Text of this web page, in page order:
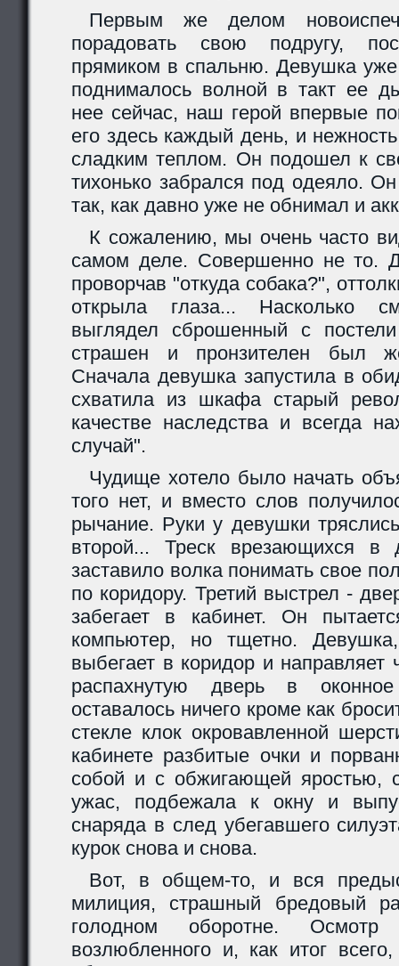
Первым же делом
порадовать свою подругу,
прямиком в спальню. Девушка
поднималось волной в такт ее
нее сейчас, наш герой впервые
его здесь каждый день, и
сладким теплом. Он подошел к
тихонько забрался под одеяло.
так, как давно уже не обнимал и
К сожалению, мы очень часто
самом деле. Совершенно не то.
проворчав "откуда собака?",
открыла глаза... Насколько
выглядел сброшенный с
страшен и пронзителен был
Сначала девушка запустила в
схватила из шкафа старый
качестве наследства и всегда
случай".
Чудище хотело было начать
того нет, и вместо слов
рычание. Руки у девушки
второй... Треск врезающихся в
заставило волка понимать свое
по коридору. Третий выстрел -
забегает в кабинет. Он
компьютер, но тщетно.
выбегает в коридор и направляет
распахнутую дверь в
оставалось ничего кроме как
стекле клок окровавленной
кабинете разбитые очки и
собой и с обжигающей яростью,
ужас, подбежала к окну и
снаряда в след убегавшего
курок снова и снова.
Вот, в общем-то, и вся
милиция, страшный бредовый
голодном оборотне. Осмотр
возлюбленного и, как итог